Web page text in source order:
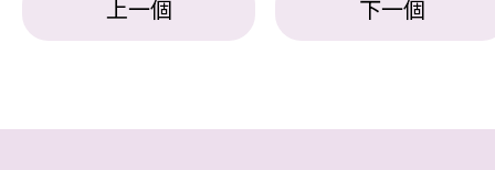
上一個 下一個